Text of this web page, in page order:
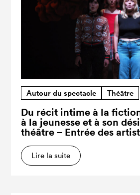
Autour du spectacle Théâtre
Du récit intime à la
à la jeunesse et à son
théâtre – Entrée des
Lire la suite